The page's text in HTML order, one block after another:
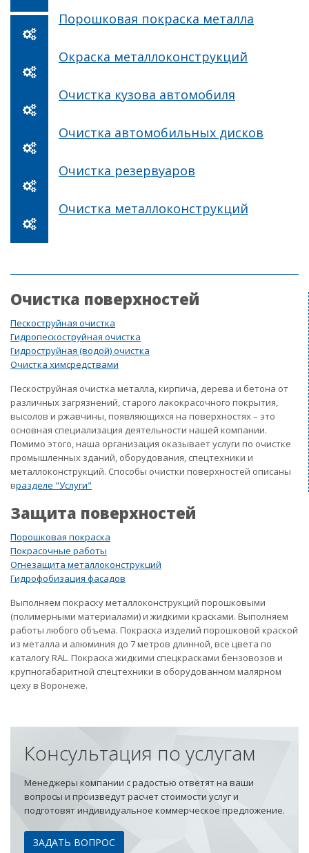
Порошковая покраска металла
Окраска металлоконструкций
Очистка кузова автомобиля
Очистка автомобильных дисков
Очистка резервуаров
Очистка металлоконструкций
Очистка поверхностей
Пескоструйная очистка
Гидропескоструйная очистка
Гидроструйная (водой) очистка
Очистка химсредствами
Пескоструйная очистка металла, кирпича, дерева и бетона от
различных загрязнений, старого лакокрасочного покрытия,
высолов и ржавчины, появляющихся на поверхностях – это
основная специализация деятельности нашей компании.
Помимо этого, наша организация оказывает услуги по очистке
промышленных зданий, оборудования, спецтехники и
металлоконструкций. Способы очистки поверхностей описаны
вразделе "Услуги"
Защита поверхностей
Порошковая покраска
Покрасочные работы
Огнезащита металлоконструкций
Гидрофобизация фасадов
Выполняем покраску металлоконструкций порошковыми
(полимерными материалами) и жидкими красками. Выполняем
работы любого объема. Покраска изделий порошковой краской
из металла и алюминия до 7 метров длинной, все цвета по
каталогу RAL. Покраска жидкими спецкрасками бензовозов и
крупногабаритной спецтехники в оборудованном малярном
цеху в Воронеже.
Консультация по услугам
Менеджеры компании с радостью ответят на ваши
вопросы и произведут расчет стоимости услуг и
подготовят индивидуальное коммерческое предложение.
ЗАДАТЬ ВОПРОС